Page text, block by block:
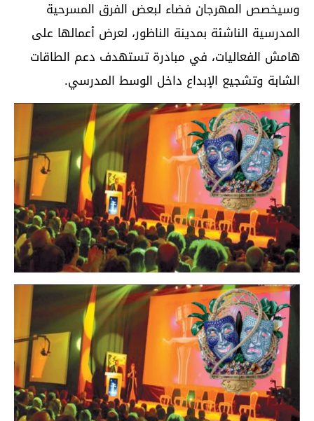
وسيخصص المهرجان فضاء لبعض الفرق المسرحية
المدرسية الناشئة بمدينة الناظور، لعرض أعمالها على
هامش الفعاليات، في مبادرة تستهدف دعم الطاقات
الشابة وتشجيع الإبداع داخل الوسط المدرسي.